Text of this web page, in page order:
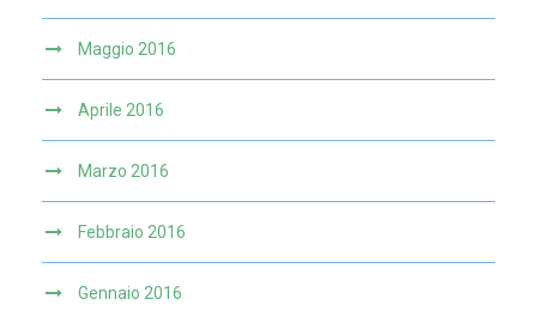
Maggio 2016
Aprile 2016
Marzo 2016
Febbraio 2016
Gennaio 2016